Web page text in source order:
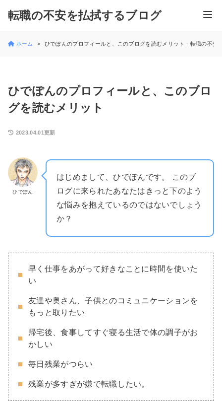
転職の不安を払拭するブログ
ホーム ひでぽんのプロフィールと、このブログを読むメリット - 転職の不安
ひでぽんのプロフィールと、このブロ
グを読むメリット
2023.04.01更新
ひでぽん
はじめまして、ひでぽんです。 このブ
ログに来られたあなたはきっと下のよう
な悩みを抱えているのではないでしょう
か？
早く仕事をあがって好きなことに時間を使いた
い
友達や奥さん、子供とのコミュニケーションを
もっと取りたい
帰宅後、食事してすぐ寝る生活で体の調子がお
かしい
毎日残業がつらい
残業が多すぎが嫌で転職したい。